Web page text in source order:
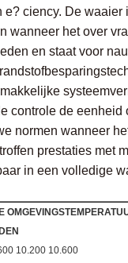
ciency. De
wanneer het over
en staat voor
controle de
normen wanneer
prestaties met
in een volledige
10.200 10.600